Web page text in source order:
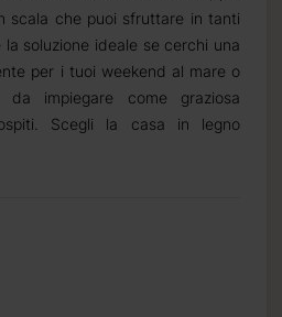
scala che puoi sfruttare in tanti
soluzione ideale se cerchi una
per i tuoi weekend al mare o
da impiegare come graziosa
Scegli la casa in legno